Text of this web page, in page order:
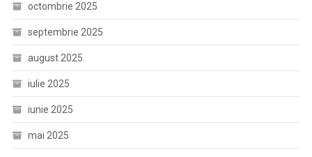
octombrie 2025
septembrie 2025
august 2025
iulie 2025
iunie 2025
mai 2025